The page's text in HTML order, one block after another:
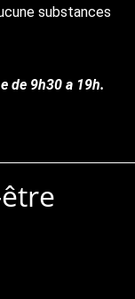
substances
de 9h30 a 19h.